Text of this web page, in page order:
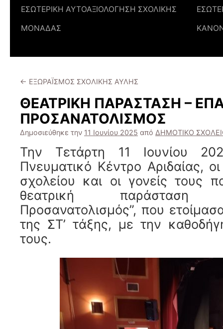
ΕΣΩΤΕΡΙΚΗ ΑΥΤΟΑΞΙΟΛΟΓΗΣΗ ΣΧΟΛΙΚΗΣ
ΜΟΝΑΔΑΣ
← ΕΞΩΡΑΪΣΜΟΣ ΣΧΟΛΙΚΗΣ ΑΥΛΗΣ
ΘΕΑΤΡΙΚΗ ΠΑΡΑΣΤΑΣΗ –
ΠΡΟΣΑΝΑΤΟΛΙΣΜΟΣ
Δημοσιεύθηκε την 11 Ιουνίου 2025 από ΔΗΜΟΤΙΚΟ
Την Τετάρτη 11 Ιουνίου
Πνευματικό Κέντρο Αριδαίας,
σχολείου και οι γονείς τους
θεατρική παράσταση
Προσανατολισμός”, που
της ΣΤ’ τάξης, με την
τους.